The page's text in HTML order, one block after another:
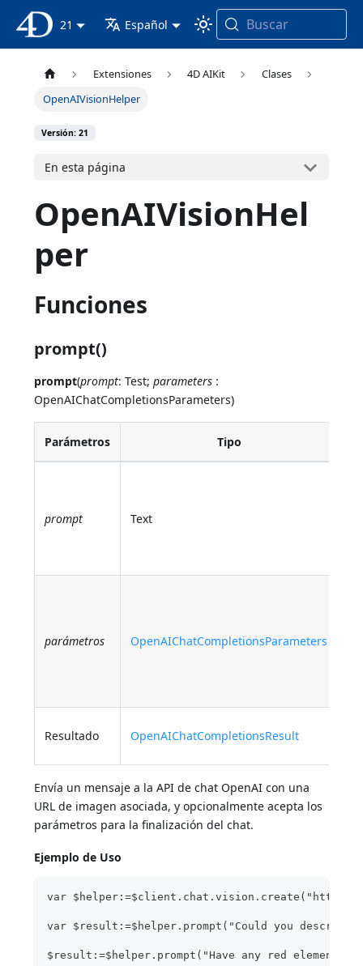
Documentación 4D
21 Español Buscar
Extensiones 4D AIKit
Clases
OpenAIVisionHelper
Versión: 21
En esta página
OpenAIVisionHel
per
Funciones
prompt()
prompt(prompt: Test;parameters :
OpenAIChatCompletionsParameters)
Parámetros Tipo
prompt Text
parámetros OpenAIChatCompletionsParameters
Resultado OpenAIChatCompletionsResult
Envía un mensaje a la API de chat OpenAI con una
URL de imagen asociada, y opcionalmente acepta los
parámetros para la finalización del chat.
Ejemplo de Uso
var $helper:=$client.chat.vision.create("http://
var $result:=$helper.prompt("Could you
$result:=$helper.prompt("Have any red